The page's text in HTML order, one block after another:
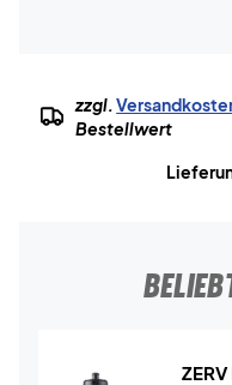
zzgl.
Bestellwert